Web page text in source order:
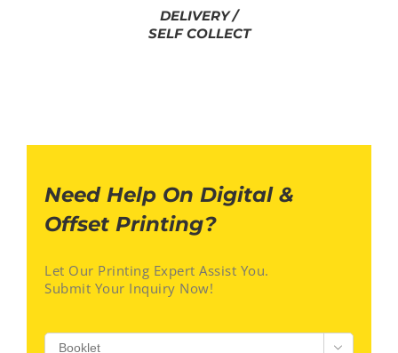
DELIVERY /
SELF COLLECT
Need Help On Digital &
Offset Printing?
Let Our Printing Expert Assist You.
Submit Your Inquiry Now!
